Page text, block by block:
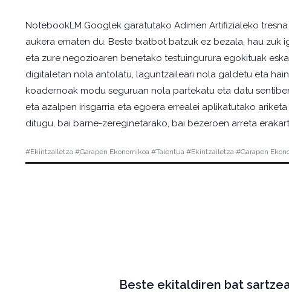
NotebookLM Googlek garatutako Adimen Artifizialeko
aukera ematen du. Beste txatbot batzuk ez bezala, hau zuk
eta zure negozioaren benetako testuingurura egokituak
digitaletan nola antolatu, laguntzaileari nola galdetu eta
koadernoak modu seguruan nola partekatu eta datu
eta azalpen irisgarria eta egoera errealei aplikatutako
ditugu, bai barne-zereginetarako, bai bezeroen arreta
#Ekintzailetza #Garapen Ekonomikoa #Talentua #Ekintzailetza #Garapen
Beste ekitaldiren bat